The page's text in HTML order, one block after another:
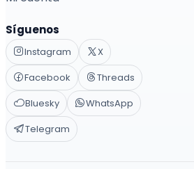
Síguenos
Instagram
X
Facebook
Threads
Bluesky
WhatsApp
Telegram